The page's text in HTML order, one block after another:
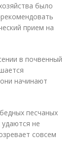
было
прием на
в почвенный
начинают
песчаных
не
совсем